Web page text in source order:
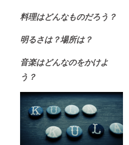
料理はどんなものだろう？
明るさは？場所は？
音楽はどんなのをかけよ
う？